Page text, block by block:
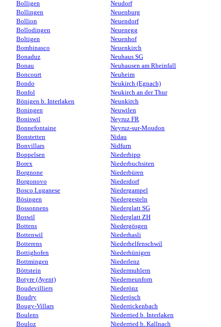
Bolligen
Bollingen
Bollion
Bollodingen
Boltigen
Bombinasco
Bonaduz
Bonau
Boncourt
Bondo
Bonfol
Bönigen b. Interlaken
Boningen
Boniswil
Bonnefontaine
Bonstetten
Bonvillars
Boppelsen
Borex
Borgnone
Borgonovo
Bosco Luganese
Bösingen
Bossonnens
Boswil
Bottens
Bottenwil
Botterens
Bottighofen
Bottmingen
Böttstein
Botyre (Ayent)
Boudevilliers
Boudry
Bougy-Villars
Boulens
Bouloz
Neudorf
Neuenburg
Neuendorf
Neuenegg
Neuenhof
Neuenkirch
Neuhaus SG
Neuhausen am Rheinfall
Neuheim
Neukirch (Egnach)
Neukirch an der Thur
Neunkirch
Neuwilen
Neyruz FR
Neyruz-sur-Moudon
Nidau
Nidfurn
Niederbipp
Niederbuchsiten
Niederbüren
Niederdorf
Niedergampel
Niedergesteln
Niederglatt SG
Niederglatt ZH
Niedergösgen
Niederhasli
Niederhelfenschwil
Niederhünigen
Niederlenz
Niedermuhlern
Niederneunforn
Niederönz
Niederösch
Niederrickenbach
Niederried b. Interlaken
Niederried b. Kallnach